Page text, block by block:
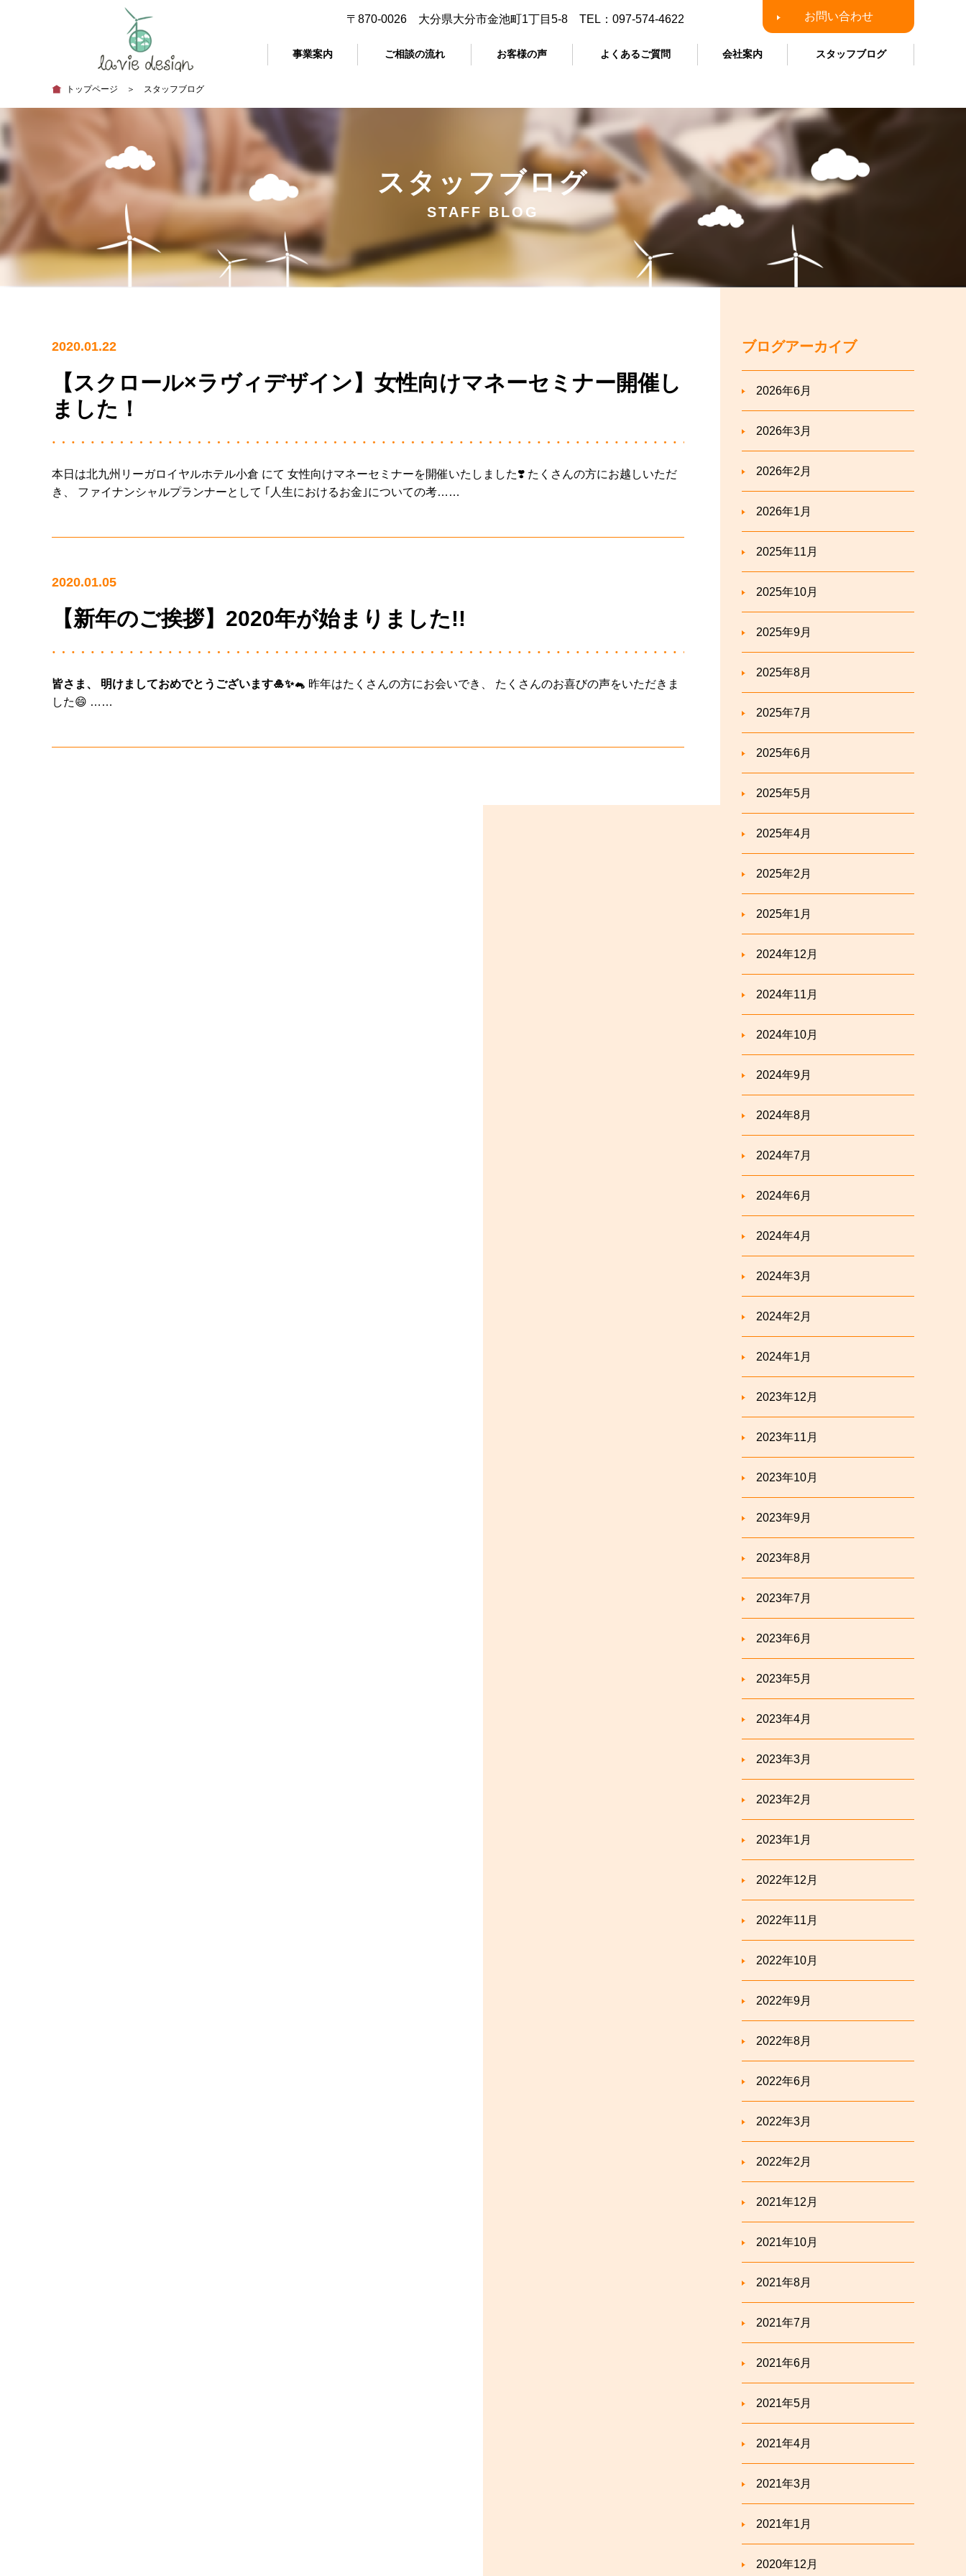
〒870-0026 大分県大分市金池町1丁目5-8 TEL： 097-574-4622 お問い合わせ
事業案内 ご相談の流れ お客様の声 よくあるご質問 会社案内 スタッフブログ
トップページ ＞ スタッフブログ
スタッフブログ
STAFF BLOG
2020.01.22
【スクロール×ラヴィデザイン】女性向けマネーセミナー開催し
ました！
本日は北九州リーガロイヤルホテル小倉 にて 女性向けマネーセミナーを開催いたしました❣️ たくさんの方にお越しいただ
き、 ファイナンシャルプランナーとして ｢人生におけるお金｣についての考……
2020.01.05
【新年のご挨拶】2020年が始まりました!!
皆さま、 明けましておめでとうございます🎍✨🐁
した😄 ……
ブログアーカイブ
2026年6月
2026年3月
2026年2月
2026年1月
2025年11月
2025年10月
2025年9月
2025年8月
2025年7月
2025年6月
2025年5月
2025年4月
2025年2月
2025年1月
2024年12月
2024年11月
2024年10月
2024年9月
2024年8月
2024年7月
2024年6月
2024年4月
2024年3月
2024年2月
2024年1月
2023年12月
2023年11月
2023年10月
2023年9月
2023年8月
2023年7月
2023年6月
2023年5月
2023年4月
2023年3月
2023年2月
2023年1月
2022年12月
2022年11月
2022年10月
2022年9月
2022年8月
2022年6月
2022年3月
2022年2月
2021年12月
2021年10月
2021年8月
2021年7月
2021年6月
2021年5月
2021年4月
2021年3月
2021年1月
2020年12月